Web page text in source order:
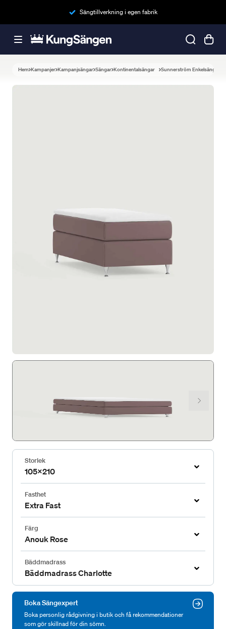
Sängtillverkning i egen fabrik
Hem Kampanjer Kampanjsängar Sängar Kontinentalsängar Sunnerström Enkelsäng
Storlek
105x210
Fasthet
Extra Fast
Färg
Anouk Rose
Bäddmadrass
Bäddmadrass Charlotte
Boka Sängexpert
Boka personlig rådgivning i butik och få rekommendationer
som gör skillnad för din sömn.